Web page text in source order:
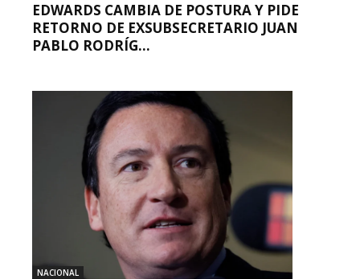
EDWARDS CAMBIA DE POSTURA Y PIDE
RETORNO DE EXSUBSECRETARIO JUAN
PABLO RODRÍG...
NACIONAL